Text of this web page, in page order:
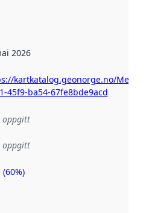
2026
kartkatalog.geonorge.no/
45f9-ba54-67fe8bde9acd
oppgitt
oppgitt
(60%)